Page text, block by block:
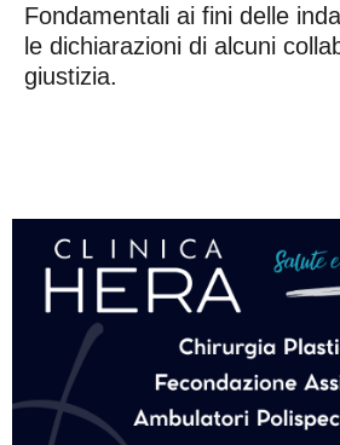
Fondamentali ai fini delle
le dichiarazioni di alcuni
giustizia.